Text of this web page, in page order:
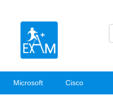
Microsoft Cisco